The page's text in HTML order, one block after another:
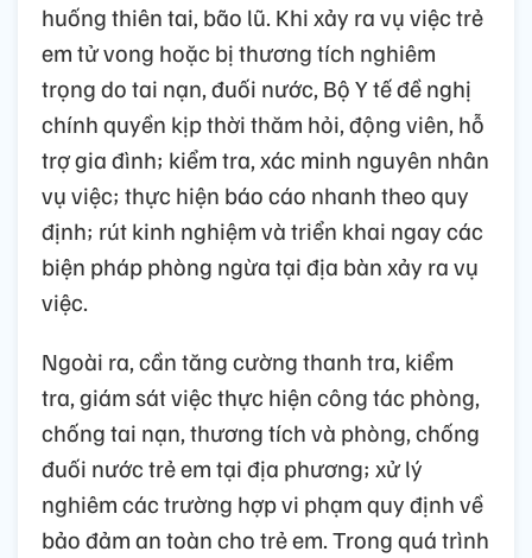
huống thiên tai, bão lũ. Khi xảy ra vụ việc trẻ
em tử vong hoặc bị thương tích nghiêm
trọng do tai nạn, đuối nước, Bộ Y tế đề nghị
chính quyền kịp thời thăm hỏi, động viên, hỗ
trợ gia đình; kiểm tra, xác minh nguyên nhân
vụ việc; thực hiện báo cáo nhanh theo quy
định; rút kinh nghiệm và triển khai ngay các
biện pháp phòng ngừa tại địa bàn xảy ra vụ
việc.
Ngoài ra, cần tăng cường thanh tra, kiểm
tra, giám sát việc thực hiện công tác phòng,
chống tai nạn, thương tích và phòng, chống
đuối nước trẻ em tại địa phương; xử lý
nghiêm các trường hợp vi phạm quy định về
bảo đảm an toàn cho trẻ em. Trong quá trình